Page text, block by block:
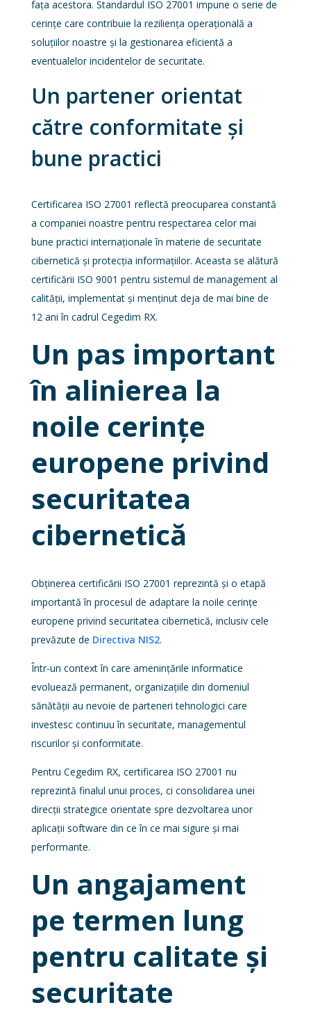
fața acestora. Standardul ISO 27001 impune o serie de
cerințe care contribuie la reziliența operațională a
soluțiilor noastre și la gestionarea eficientă a
eventualelor incidentelor de securitate.
Un partener orientat
către conformitate și
bune practici
Certificarea ISO 27001 reflectă preocuparea constantă
a companiei noastre pentru respectarea celor mai
bune practici internaționale în materie de securitate
cibernetică și protecția informațiilor. Aceasta se alătură
certificării ISO 9001 pentru sistemul de management al
calității, implementat și menținut deja de mai bine de
12 ani în cadrul Cegedim RX.
Un pas important
în alinierea la
noile cerințe
europene privind
securitatea
cibernetică
Obținerea certificării ISO 27001 reprezintă și o etapă
importantă în procesul de adaptare la noile cerințe
europene privind securitatea cibernetică, inclusiv cele
prevăzute de Directiva NIS2.
Într-un context în care amenințările informatice
evoluează permanent, organizațiile din domeniul
sănătății au nevoie de parteneri tehnologici care
investesc continuu în securitate, managementul
riscurilor și conformitate.
Pentru Cegedim RX, certificarea ISO 27001 nu
reprezintă finalul unui proces, ci consolidarea unei
direcții strategice orientate spre dezvoltarea unor
aplicații software din ce în ce mai sigure și mai
performante.
Un angajament
pe termen lung
pentru calitate și
securitate